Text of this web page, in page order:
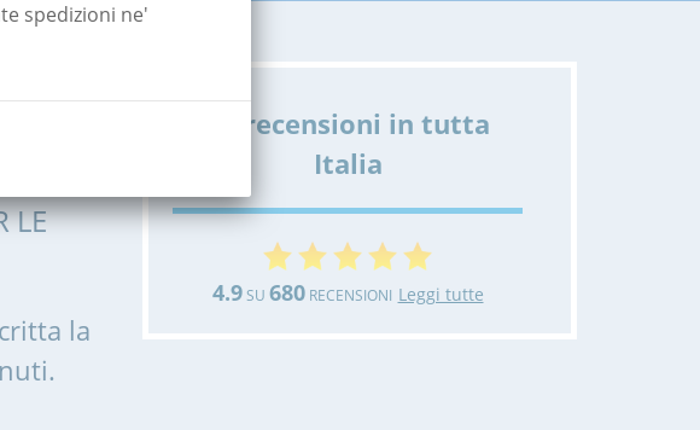
LE
la
Le recensioni in tutta
Italia
4.9SU 680RECENSIONI Leggi tutte
spedizioni ne'